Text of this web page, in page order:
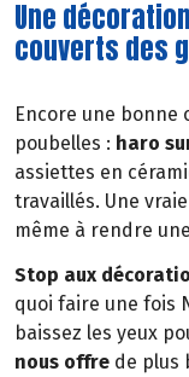
Une
couverts des
Encore une bonne
poubelles : haro
assiettes en
travaillés. Une
même à rendre
Stop aux
quoi faire une fois
baissez les yeux
nous offre de plus